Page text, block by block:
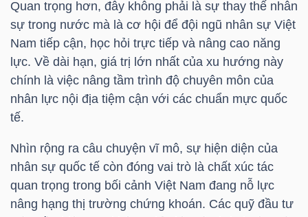
Quan trọng hơn, đây không phải là sự thay thế nhân
sự trong nước mà là cơ hội để đội ngũ nhân sự Việt
Nam tiếp cận, học hỏi trực tiếp và nâng cao năng
lực. Về dài hạn, giá trị lớn nhất của xu hướng này
chính là việc nâng tầm trình độ chuyên môn của
nhân lực nội địa tiệm cận với các chuẩn mực quốc
tế.
Nhìn rộng ra câu chuyện vĩ mô, sự hiện diện của
nhân sự quốc tế còn đóng vai trò là chất xúc tác
quan trọng trong bối cảnh Việt Nam đang nỗ lực
nâng hạng thị trường chứng khoán. Các quỹ đầu tư
CHÍNH
CÔNG
TIN